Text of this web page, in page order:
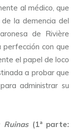
al médico, que
la demencia del
de Rivière
con que
el papel de loco
a probar que
administrar su
Ruinas(1ª parte: